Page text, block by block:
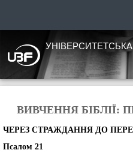
ВИВЧЕННЯ БІБЛІЇ:
ЧЕРЕЗ СТРАЖДАННЯ ДО
Псалом 21